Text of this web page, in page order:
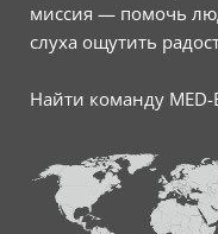
миссия — помочь
слуха ощутить
Найти команду